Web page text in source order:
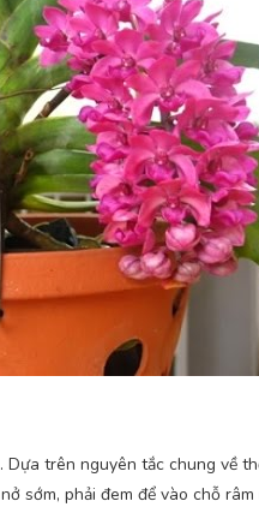
Dựa trên nguyên tắc chung về
sớm, phải đem để vào chỗ